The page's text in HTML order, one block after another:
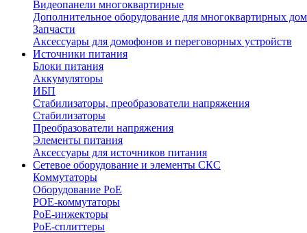
Видеопанели многоквартирные
Дополнительное оборудование для многоквартирных
Запчасти
Аксессуары для домофонов и переговорных устройств
Источники питания
Блоки питания
Аккумуляторы
ИБП
Стабилизаторы, преобразователи напряжения
Стабилизаторы
Преобразователи напряжения
Элементы питания
Аксессуары для источников питания
Сетевое оборудование и элементы СКС
Коммутаторы
Оборудование PoE
POE-коммутаторы
PoE-инжекторы
PoE-сплиттеры